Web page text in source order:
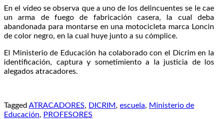
En el vídeo se observa que a uno de los delincuentes se le cae
un arma de fuego de fabricación casera, la cual deba
abandonada para montarse en una motocicleta marca Loncin
de color negro, en la cual huye junto a su cómplice.
El Ministerio de Educación ha colaborado con el Dicrim en la
identificación, captura y sometimiento a la justicia de los
alegados atracadores.
Tagged ATRACADORES, DICRIM , escuela, Ministerio de
Educación, PROFESORES